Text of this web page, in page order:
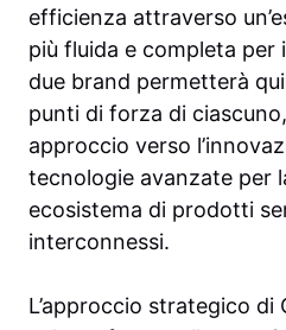
efficienza attraverso
più fluida e completa per
due brand permetterà
punti di forza di
approccio verso
tecnologie avanzate per
ecosistema di prodotti
interconnessi.
L’approccio strategico di